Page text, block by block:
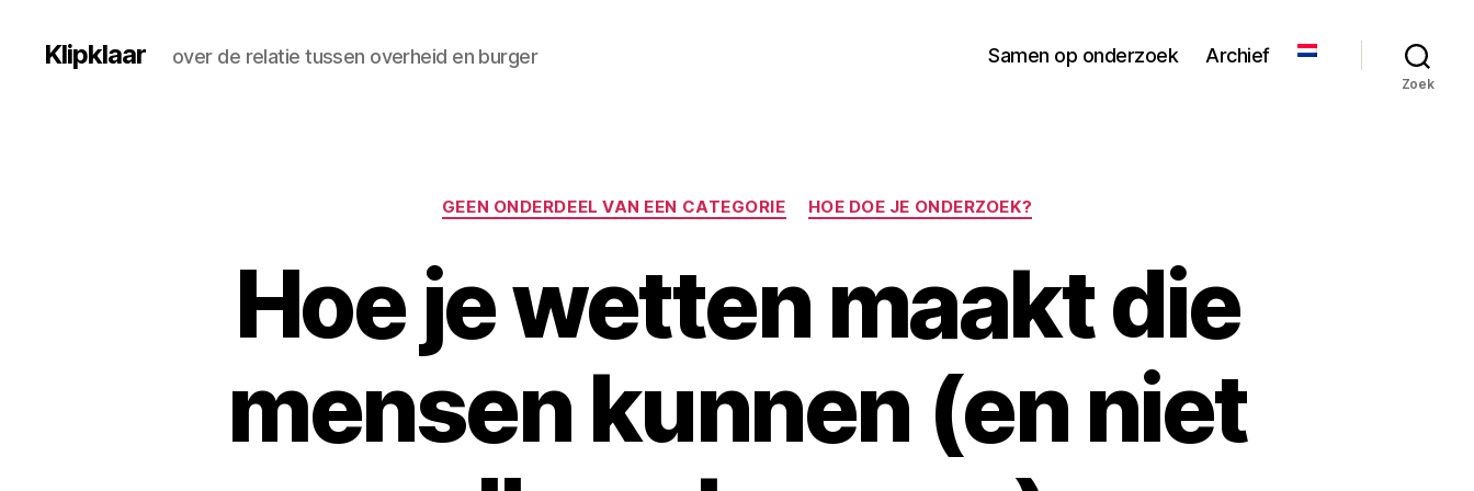
Klipklaar over de relatie tussen overheid en burger Samen op onderzoek Archief
Zoek
Categorieën
GEEN ONDERDEEL VAN EEN CATEGORIE HOE DOE JE ONDERZOEK?
Hoe je wetten maakt die
mensen kunnen (en niet